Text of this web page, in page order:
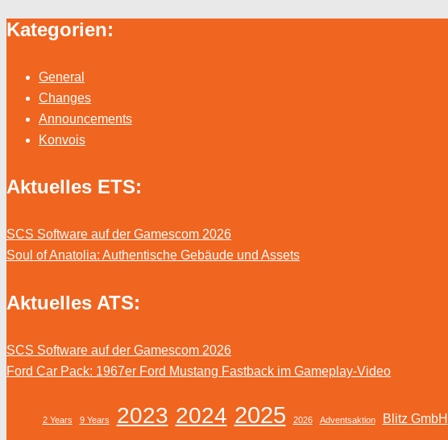
Kategorien:
General
Changes
Announcements
Konvois
Aktuelles ETS:
SCS Software auf der Gamescom 2026
Soul of Anatolia: Authentische Gebäude und Assets
Aktuelles ATS:
SCS Software auf der Gamescom 2026
Ford Car Pack: 1967er Ford Mustang Fastback im Gameplay-Video
2 Years 9 Years 2023 2024 2025 2026 Adventsaktion Blitz GmbH